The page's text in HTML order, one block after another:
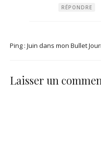
RÉPONDRE
Ping : Juin dans mon Bullet
Laisser un